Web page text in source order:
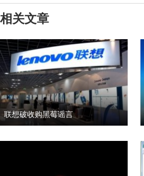
相关文章
联想破收购黑莓谣言